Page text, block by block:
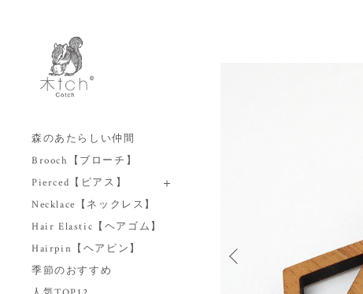
森のあたらしい仲間
Brooch【ブローチ】
Pierced【ピアス】
Necklace【ネックレス】
Hair Elastic【ヘアゴム】
Hairpin【ヘアピン】
季節のおすすめ